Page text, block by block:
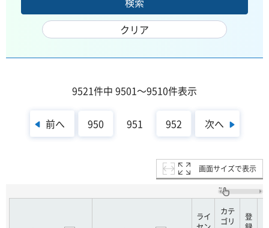
9521件中 9501～9510件表示
前へ 950 951 952 次へ
画面サイズで表示
ライ
カテ
ゴリ
登